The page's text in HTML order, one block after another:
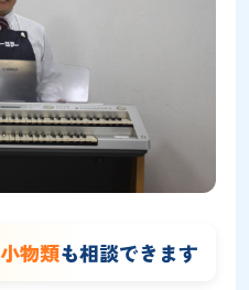
小物類も相談できます